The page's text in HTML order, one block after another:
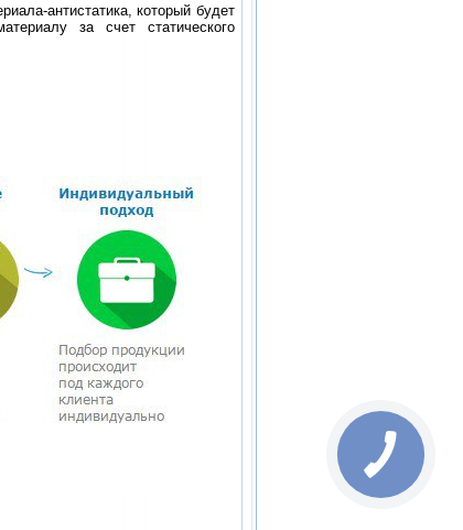
антистатика, который будет
за счет статического